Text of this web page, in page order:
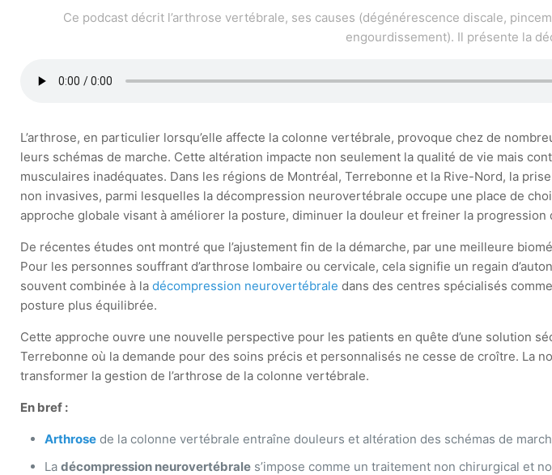
Ce podcast décrit l’arthrose vertébrale, ses causes (dégénérescence discale,
engourdissement). Il présente la
L’arthrose, en particulier lorsqu’elle affecte la colonne vertébrale, provoque chez de
leurs schémas de marche. Cette altération impacte non seulement la qualité de vie mais
musculaires inadéquates. Dans les régions de Montréal, Terrebonne et la Rive-Nord, la
non invasives, parmi lesquelles la décompression neurovertébrale occupe une place de
approche globale visant à améliorer la posture, diminuer la douleur et freiner la progression
De récentes études ont montré que l’ajustement fin de la démarche, par une meilleure
Pour les personnes souffrant d’arthrose lombaire ou cervicale, cela signifie un regain
souvent combinée à ladécompression neurovertébrale dans des centres spécialisés
posture plus équilibrée.
Cette approche ouvre une nouvelle perspective pour les patients en quête d’une solution
Terrebonne où la demande pour des soins précis et personnalisés ne cesse de croître. La
transformer la gestion de l’arthrose de la colonne vertébrale.
En bref :
Arthrose de la colonne vertébrale entraîne douleurs et altération des schémas de
Ladécompression neurovertébrale s’impose comme un traitement non chirurgical et